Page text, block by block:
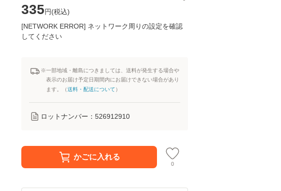
335円(税込)
[NETWORK ERROR] ネットワーク周りの設定を確認
してください
※一部地域・離島につきましては、送料が発生する場合や
表示のお届け予定日期間内にお届けできない場合があり
ます。（送料・配送について ）
ロットナンバー： 526912910
かごに入れる
0